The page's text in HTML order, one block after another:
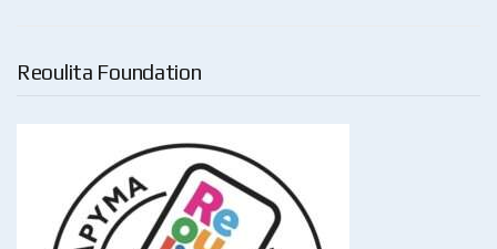
Reoulita Foundation